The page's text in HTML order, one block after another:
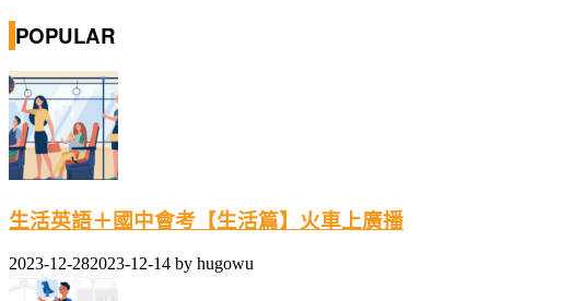
POPULAR
生活英語＋國中會考【生活篇】火車上廣播
2023-12-282023-12-14 by hugowu